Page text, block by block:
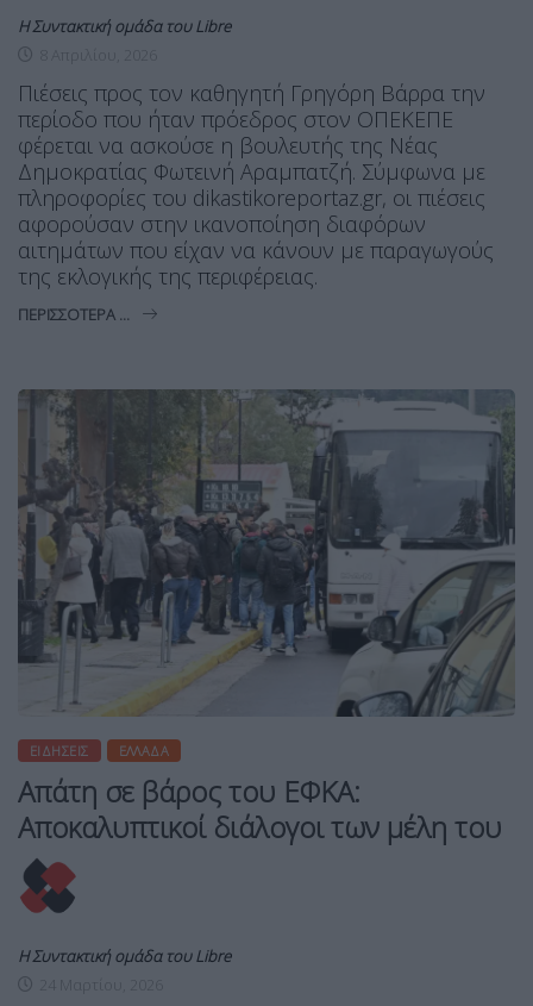
Η Συντακτική ομάδα του Libre
Πιέσεις προς τον καθηγητή Γρηγόρη Βάρρα την
περίοδο που ήταν πρόεδρος στον ΟΠΕΚΕΠΕ
φέρεται να ασκούσε η βουλευτής της Νέας
Δημοκρατίας Φωτεινή Αραμπατζή. Σύμφωνα με
πληροφορίες του dikastikoreportaz.gr, οι πιέσεις
αφορούσαν στην ικανοποίηση διαφόρων
αιτημάτων που είχαν να κάνουν με παραγωγούς
της εκλογικής της περιφέρειας.
ΠΕΡΙΣΣΌΤΕΡΑ ...
ΕΙΔΉΣΕΙΣ ΕΛΛΆΔΑ
Απάτη σε βάρος του ΕΦΚΑ:
Αποκαλυπτικοί διάλογοι των μέλη του
Η Συντακτική ομάδα του Libre